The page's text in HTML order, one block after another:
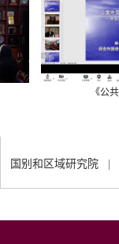
《公共外交的光
国别和区域研究院